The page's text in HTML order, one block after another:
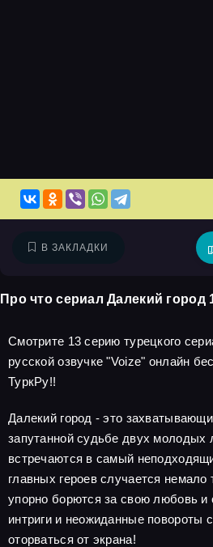
В ЗАКЛАДКИ
Про что сериал Далекий город
Смотрите 13 серию турецкого
русской озвучке "Voize" онлайн
ТуркРу!!
Далекий город - это
запутанной судьбе двух молодых
встречаются в самый
главных героев случается немало
упорно борются за свою любовь и
интриги и неожиданные повороты
оторваться от экрана!